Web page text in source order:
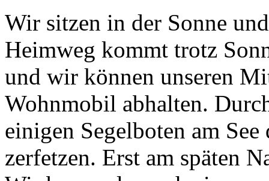
Wir sitzen in der Sonne
Heimweg kommt trotz
und wir können unseren
Wohnmobil abhalten.
einigen Segelboten am
zerfetzen. Erst am späten